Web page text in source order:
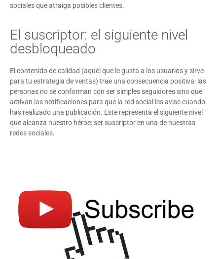
sociales que atraiga posibles clientes.
El suscriptor: el siguiente nivel
desbloqueado
El contenido de calidad (aquél que le gusta a los usuarios y sirve
para tu estrategia de ventas) trae una consecuencia positiva: las
personas no se conforman con ser simples seguidores sino que
activan las notificaciones para que la red social les avise cuando
has realizado una publicación. Este representa el siguiente nivel
que alcanza nuestro héroe: ser suscriptor en una de nuestras
redes sociales.